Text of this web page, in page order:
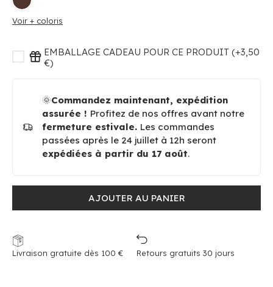
Voir + coloris
EMBALLAGE CADEAU POUR CE PRODUIT (+3,50
€)
🌞Commandez maintenant, expédition
assurée ! Profitez de nos offres avant notre
fermeture estivale. Les commandes
passées après le 24 juillet à 12h seront
expédiées à partir du 17 août.
AJOUTER AU PANIER
Livraison gratuite dès 100 € Retours gratuits 30 jours